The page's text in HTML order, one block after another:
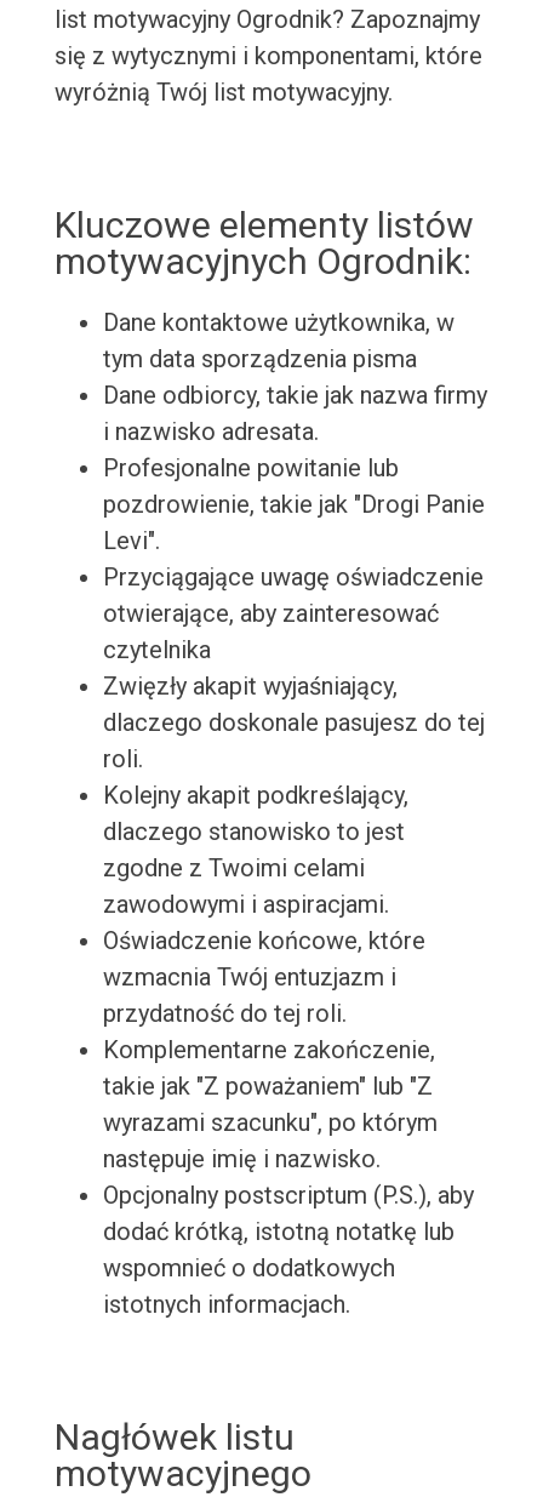
list motywacyjny Ogrodnik? Zapoznajmy
się z wytycznymi i komponentami, które
wyróżnią Twój list motywacyjny.
Kluczowe elementy listów
motywacyjnych Ogrodnik:
Dane kontaktowe użytkownika, w
tym data sporządzenia pisma
Dane odbiorcy, takie jak nazwa firmy
i nazwisko adresata.
Profesjonalne powitanie lub
pozdrowienie, takie jak "Drogi Panie
Levi".
Przyciągające uwagę oświadczenie
otwierające, aby zainteresować
czytelnika
Zwięzły akapit wyjaśniający,
dlaczego doskonale pasujesz do tej
roli.
Kolejny akapit podkreślający,
dlaczego stanowisko to jest
zgodne z Twoimi celami
zawodowymi i aspiracjami.
Oświadczenie końcowe, które
wzmacnia Twój entuzjazm i
przydatność do tej roli.
Komplementarne zakończenie,
takie jak "Z poważaniem" lub "Z
wyrazami szacunku", po którym
następuje imię i nazwisko.
Opcjonalny postscriptum (P.S.), aby
dodać krótką, istotną notatkę lub
wspomnieć o dodatkowych
istotnych informacjach.
Nagłówek listu
motywacyjnego